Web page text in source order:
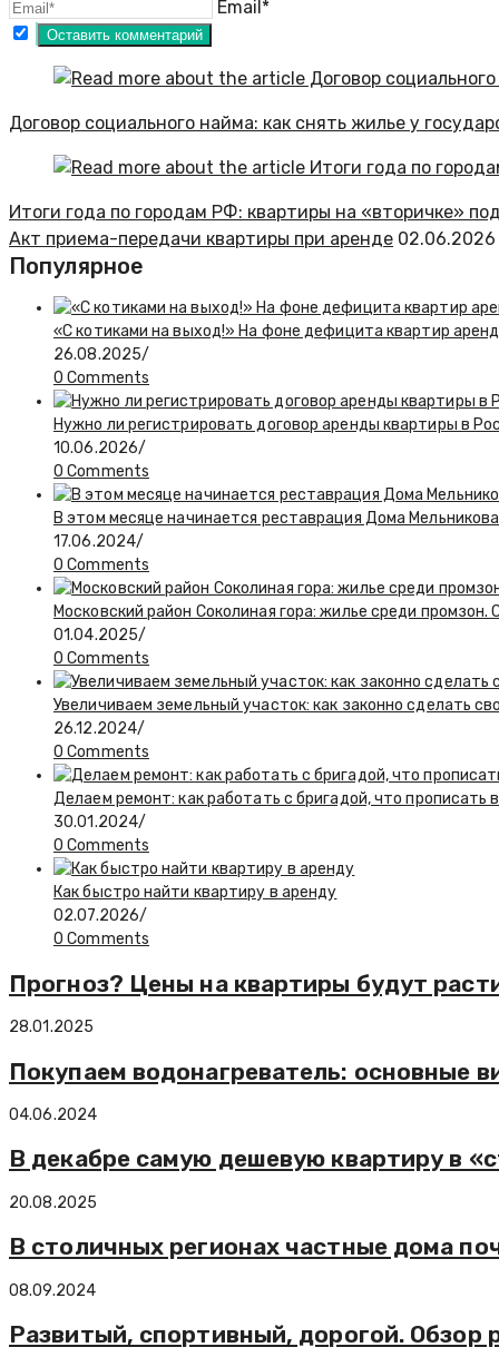
Email*
Договор социального найма: как снять жилье у
Итоги года по городам РФ: квартиры на «вторичке»
Акт приема-передачи квартиры при аренде 02.06.2026
Популярное
«С котиками на выход!» На фоне дефицита квартир
26.08.2025/
0 Comments
Нужно ли регистрировать договор аренды квартиры в
10.06.2026/
0 Comments
В этом месяце начинается реставрация Дома
17.06.2024/
0 Comments
Московский район Соколиная гора: жилье среди промзон.
01.04.2025/
0 Comments
Увеличиваем земельный участок: как законно сделать
26.12.2024/
0 Comments
Делаем ремонт: как работать с бригадой, что прописать
30.01.2024/
0 Comments
Как быстро найти квартиру в аренду
02.07.2026/
0 Comments
Прогноз? Цены на квартиры будут
28.01.2025
Покупаем водонагреватель: основные
04.06.2024
В декабре самую дешевую квартиру в
20.08.2025
В столичных регионах частные дома
08.09.2024
Развитый, спортивный, дорогой.